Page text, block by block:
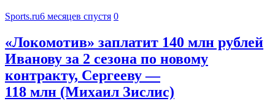
Sports.ru6 месяцев спустя 0
«Локомотив» заплатит 140 млн рублей
Иванову за 2 сезона по новому
контракту, Сергееву —
118 млн (Михаил Зислис)